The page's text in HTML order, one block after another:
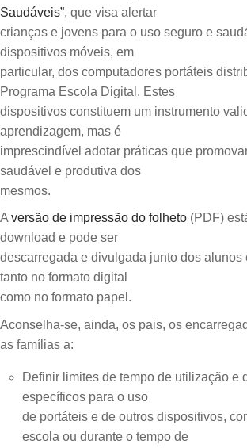
Saudáveis”, que visa alertar
crianças e jovens para o uso seguro e
dispositivos móveis, em
particular, dos computadores portáteis
Programa Escola Digital. Estes
dispositivos constituem um instrumento
aprendizagem, mas é
imprescindível adotar práticas que
saudável e produtiva dos
mesmos.
A versão de impressão do folheto (PDF)
download e pode ser
descarregada e divulgada junto dos alunos
tanto no formato digital
como no formato papel.
Aconselha-se, ainda, os pais, os
as famílias a:
Definir limites de tempo de utilização e
específicos para o uso
de portáteis e de outros dispositivos,
escola ou durante o tempo de